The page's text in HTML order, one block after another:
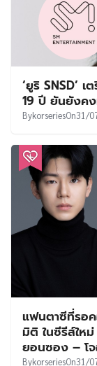
‘ยูริ SNSD’
19 ปี ยันยังค
BykorseriesOn31/
แฟนตาซีที่รอค
มิติ ในซีรีส์ให
ยอนซอง – โ
BykorseriesOn31/